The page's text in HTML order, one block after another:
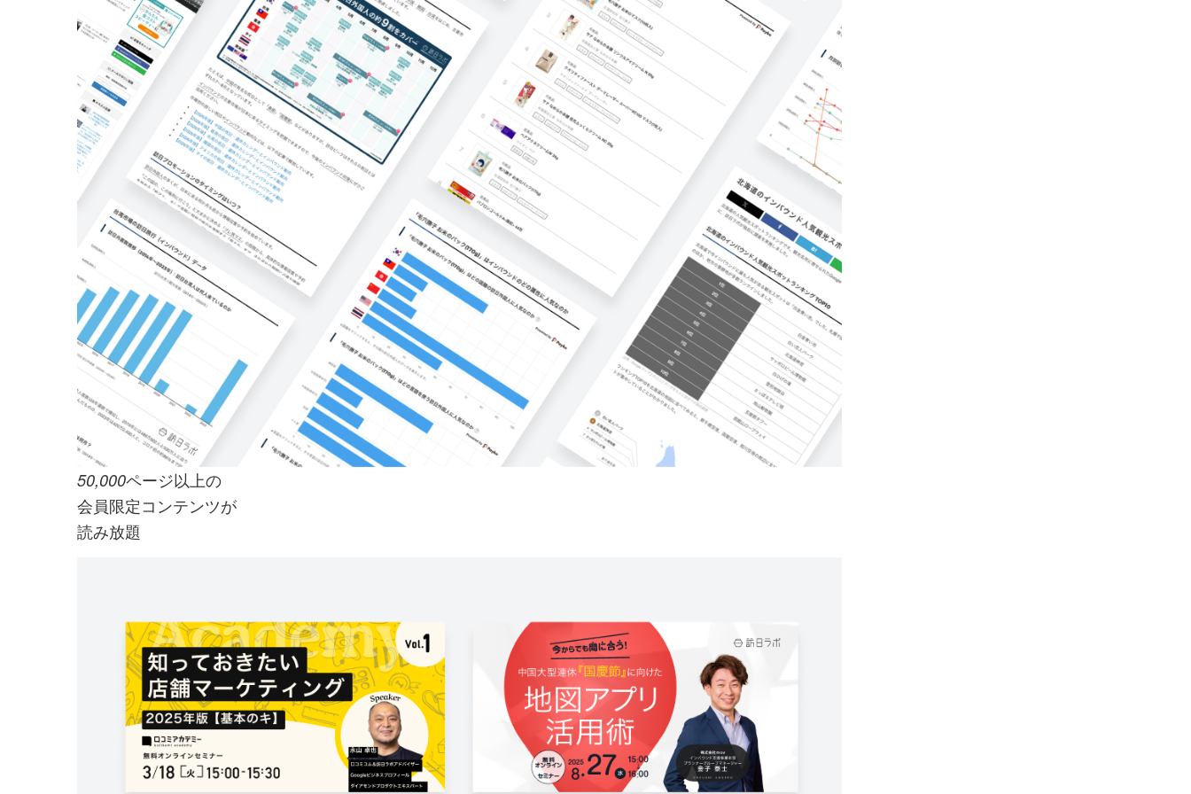
50,000ページ以上の
会員限定コンテンツが
読み放題